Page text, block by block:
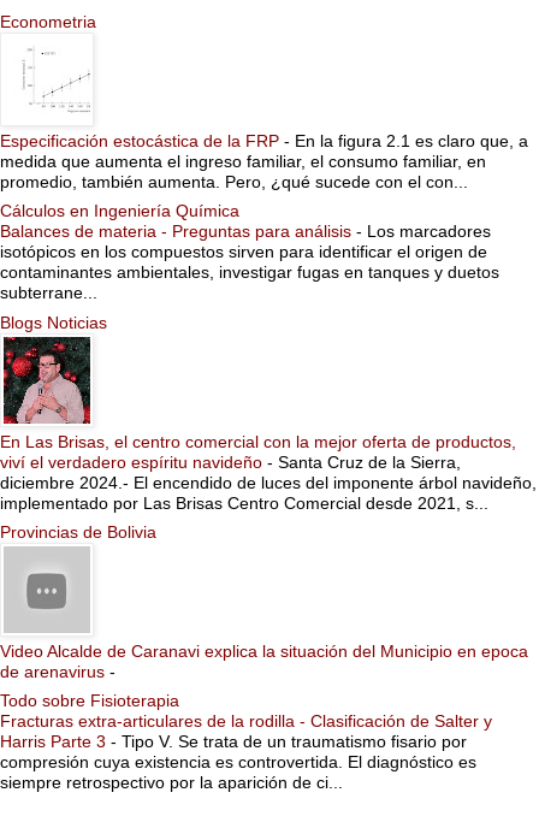
Econometria
Especificación estocástica de la FRP - En la figura 2.1 es claro que, a
medida que aumenta el ingreso familiar, el consumo familiar, en
promedio, también aumenta. Pero, ¿qué sucede con el con...
Cálculos en Ingeniería Química
Balances de materia - Preguntas para análisis - Los marcadores
isotópicos en los compuestos sirven para identificar el origen de
contaminantes ambientales, investigar fugas en tanques y duetos
subterrane...
Blogs Noticias
En Las Brisas, el centro comercial con la mejor oferta de productos,
viví el verdadero espíritu navideño - Santa Cruz de la Sierra,
diciembre 2024.- El encendido de luces del imponente árbol navideño,
implementado por Las Brisas Centro Comercial desde 2021, s...
Provincias de Bolivia
Video Alcalde de Caranavi explica la situación del Municipio en epoca
de arenavirus -
Todo sobre Fisioterapia
Fracturas extra-articulares de la rodilla - Clasificación de Salter y
Harris Parte 3 - Tipo V. Se trata de un traumatismo fisario por
compresión cuya existencia es controvertida. El diagnóstico es
siempre retrospectivo por la aparición de ci...